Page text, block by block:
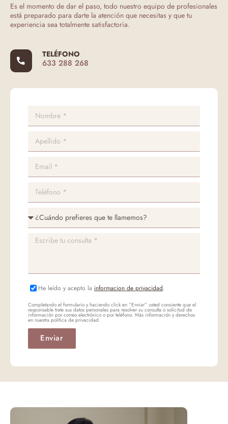
Es el momento de dar el paso, todo nuestro equipo de profesionales
está preparado para darte la atención que necesitas y que tu
experiencia sea totalmente satisfactoria.
TELÉFONO
633 288 268
He leído y acepto la informacion de privacidad.
Completando el formulario y haciendo click en “Enviar” usted consiente que el
responsable trate sus datos personales para resolver su consulta o solicitud de
información por correo electrónico o por teléfono. Más información y derechos
en nuestra política de privacidad.
Enviar